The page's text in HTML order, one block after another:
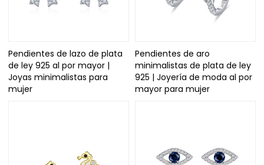
Pendientes de lazo de plata
de ley 925 al por mayor |
Joyas minimalistas para
mujer
Pendientes de aro
minimalistas de plata de ley
925 | Joyería de moda al por
mayor para mujer